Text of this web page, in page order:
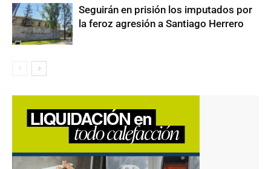
Seguirán en prisión los imputados por
la feroz agresión a Santiago Herrero